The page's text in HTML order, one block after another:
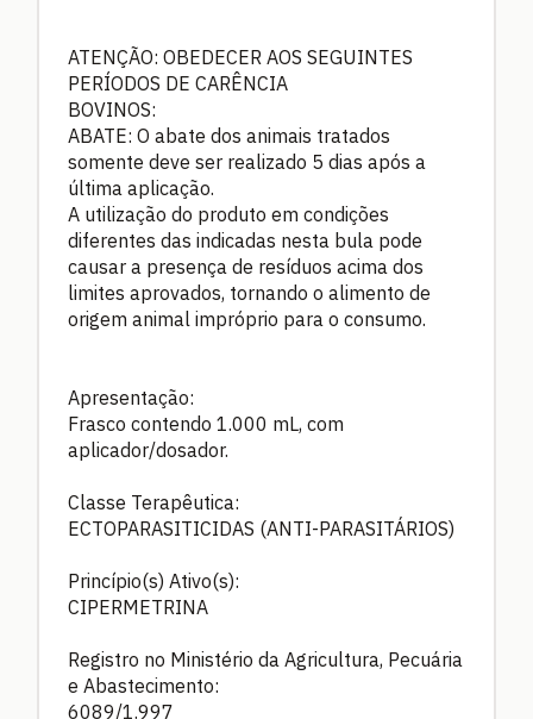
ATENÇÃO: OBEDECER AOS SEGUINTES
PERÍODOS DE CARÊNCIA
BOVINOS:
ABATE: O abate dos animais tratados
somente deve ser realizado 5 dias após a
última aplicação.
A utilização do produto em condições
diferentes das indicadas nesta bula pode
causar a presença de resíduos acima dos
limites aprovados, tornando o alimento de
origem animal impróprio para o consumo.
Apresentação:
Frasco contendo 1.000 mL, com
aplicador/dosador.
Classe Terapêutica:
ECTOPARASITICIDAS (ANTI-PARASITÁRIOS)
Princípio(s) Ativo(s):
CIPERMETRINA
Registro no Ministério da Agricultura, Pecuária
e Abastecimento:
6089/1.997